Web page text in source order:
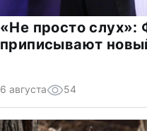
«Не просто слух»:
приписывают
6 августа 54